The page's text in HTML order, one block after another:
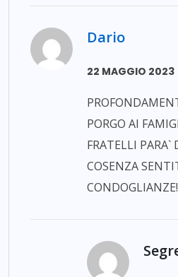
Dario
22 MAGGIO 2023
PORGO AI
FRATELLI PARA`
COSENZA